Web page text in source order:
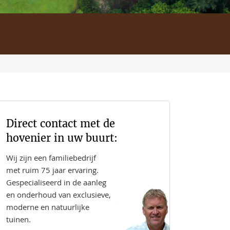
Direct contact met de
hovenier in uw buurt:
Wij zijn een familiebedrijf
met ruim 75 jaar ervaring.
Gespecialiseerd in de aanleg
en onderhoud van exclusieve,
moderne en natuurlijke
tuinen.